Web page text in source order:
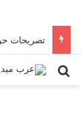
تصريحات
بحث عن